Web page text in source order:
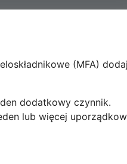
(MFA)
dodatkowy czynnik.
lub więcej